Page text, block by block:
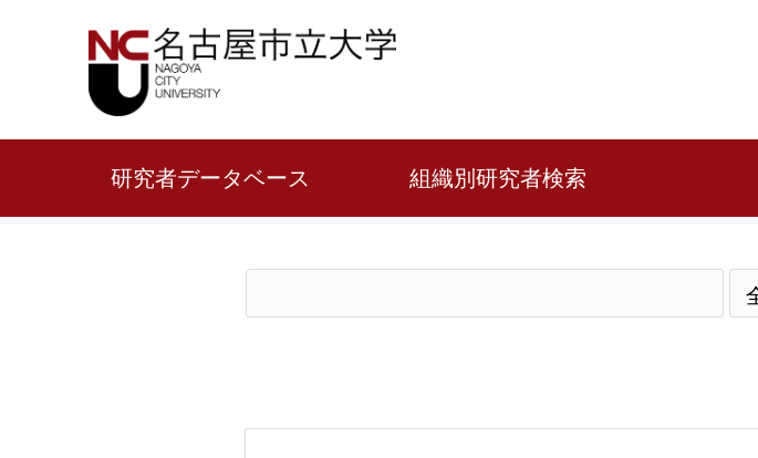
研究者データベース 組織別研究者検索